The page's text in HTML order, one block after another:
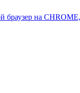
браузер на